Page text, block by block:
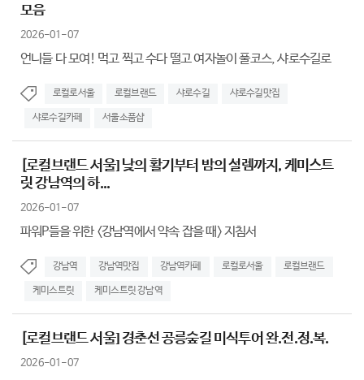
모음
2026-01-07
언니들 다 모여! 먹고 찍고 수다 떨고 여자놀이 풀코스, 샤로수길로
로컬로서울 로컬브랜드 샤로수길 샤로수길맛집
샤로수길카페 서울소품샵
[로컬브랜드 서울] 낮의 활기부터 밤의 설렘까지, 케미스트
릿 강남역의 하...
2026-01-07
파워P들을 위한 <강남역에서 약속 잡을 때> 지침서
강남역 강남역맛집 강남역카페 로컬로서울 로컬브랜드
케미스트릿 케미스트릿 강남역
[로컬브랜드 서울] 경춘선 공릉숲길 미식투어 완.전.정.복.
2026-01-07